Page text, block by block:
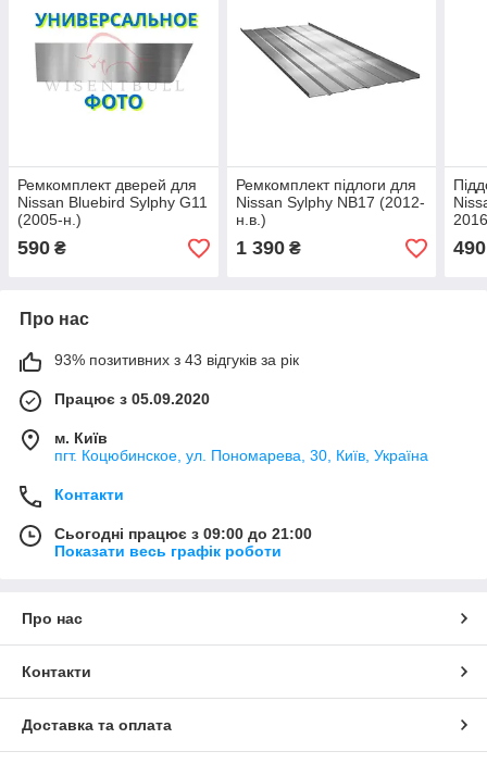
Ремкомплект дверей для
Nissan Bluebird Sylphy G11
(2005-н.)
590 ₴
Ремкомплект підлоги для
Nissan Sylphy NB17 (2012-
н.в.)
1 390₴ 490
Про нас
93% позитивних з 43 відгуків за рік
Працює з 05.09.2020
м. Київ
пгт. Коцюбинское, ул. Пономарева, 30, Київ, Україна
Контакти
Сьогодні працює з 09:00 до 21:00
Показати весь графік роботи
Про нас
Контакти
Доставка та оплата